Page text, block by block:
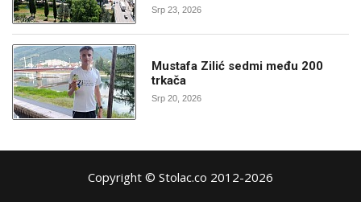
Srp 23, 2026
Mustafa Zilić sedmi među 200
trkača
Srp 20, 2026
Copyright © Stolac.co 2012-2026